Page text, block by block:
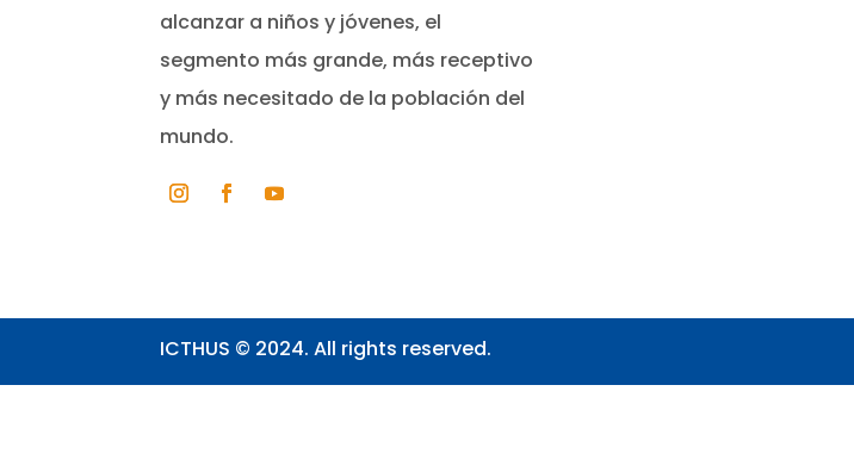
alcanzar a niños y jóvenes, el
segmento más grande, más receptivo
y más necesitado de la población del
mundo.
ICTHUS © 2024. All rights reserved.